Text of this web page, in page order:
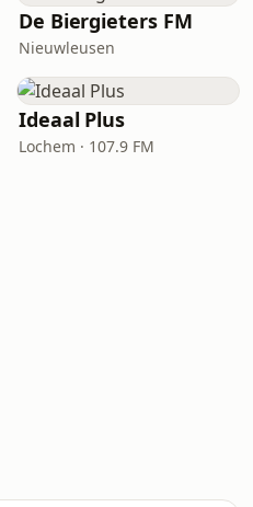
De Biergieters FM
Nieuwleusen
Ideaal Plus
Lochem · 107.9 FM